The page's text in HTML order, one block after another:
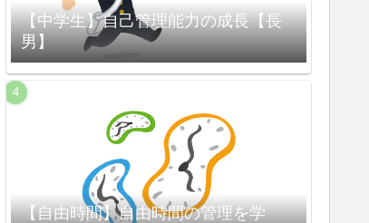
【中学生】自己管理能力の成長【長
男】
【自由時間】自由時間の管理を学